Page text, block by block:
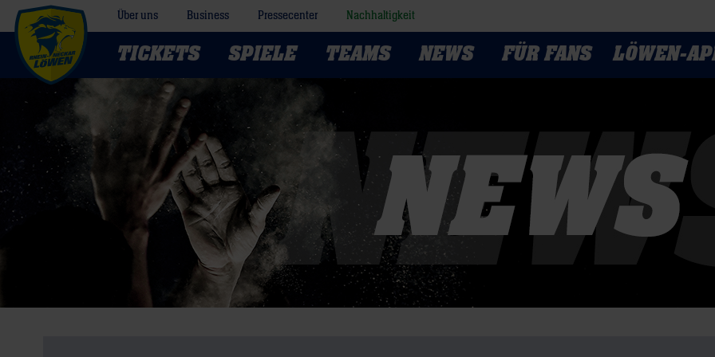
Über uns Business Pressecenter Nachhaltigkeit
TICKETS SPIELE TEAMS NEWS FÜR FANS LÖWEN-